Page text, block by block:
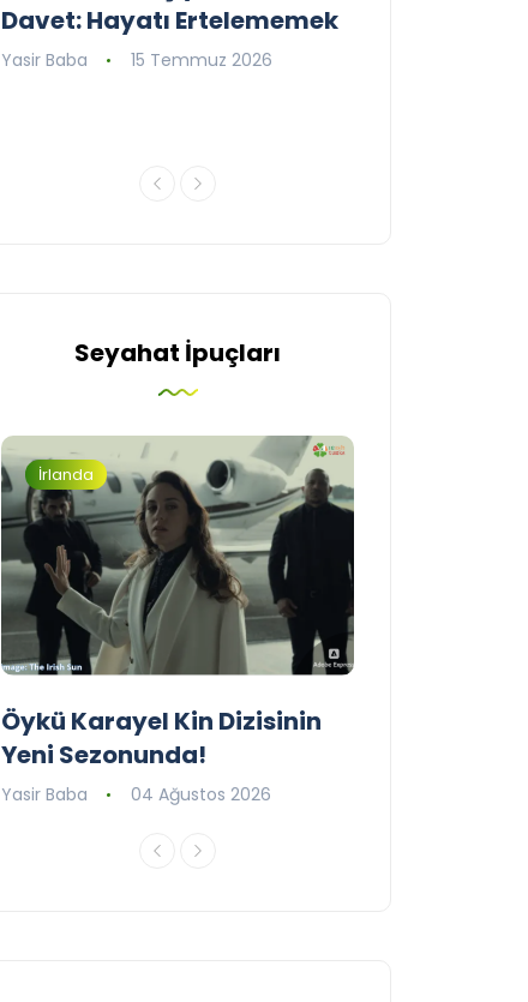
Davet: Hayatı Ertelememek
Yasir Baba 15 Temmuz 2026
Seyahat İpuçları
İrlanda
Öykü Karayel Kin Dizisinin
Yeni Sezonunda!
Yasir Baba 04 Ağustos 2026